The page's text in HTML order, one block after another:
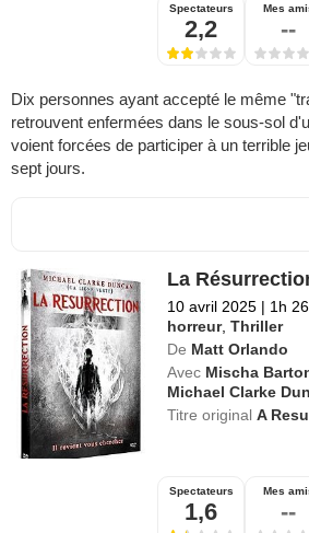
Spectateurs
2,2
Mes
--
Dix personnes ayant accepté le même
retrouvent enfermées dans le sous-sol
voient forcées de participer à un terrible
sept jours.
La
10 avril 2025 | 1h
horreur,Thriller
De Matt Orlando
Avec Mischa
Michael Clarke
Titre originalA
Spectateurs
1,6
Mes
--